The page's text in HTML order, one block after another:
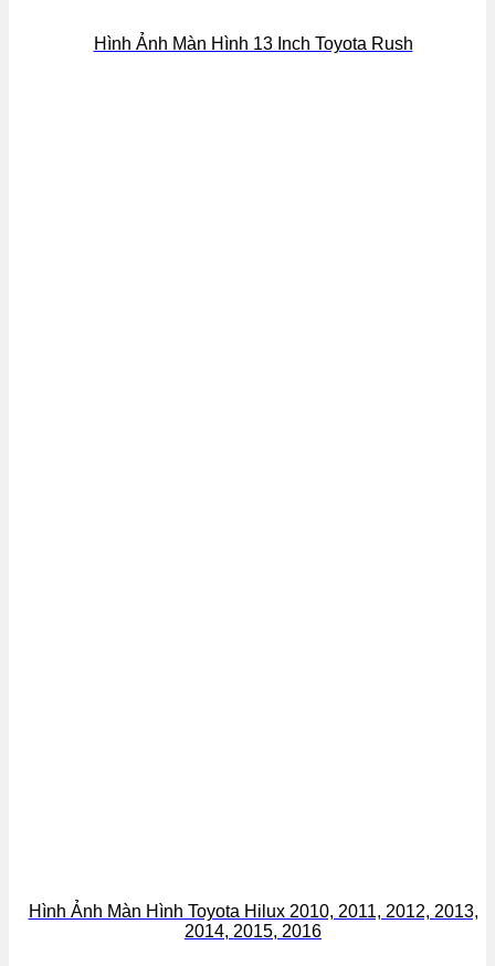
Hình Ảnh Màn Hình 13 Inch Toyota Rush
Hình Ảnh Màn Hình Toyota Hilux 2010, 2011, 2012, 2013,
2014, 2015, 2016